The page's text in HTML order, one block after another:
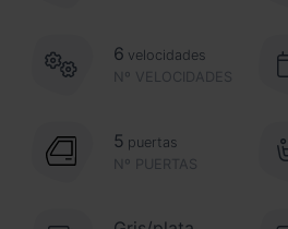
Nº VELOCIDADES
6 velocidades
Nº PUERTAS
5 puertas